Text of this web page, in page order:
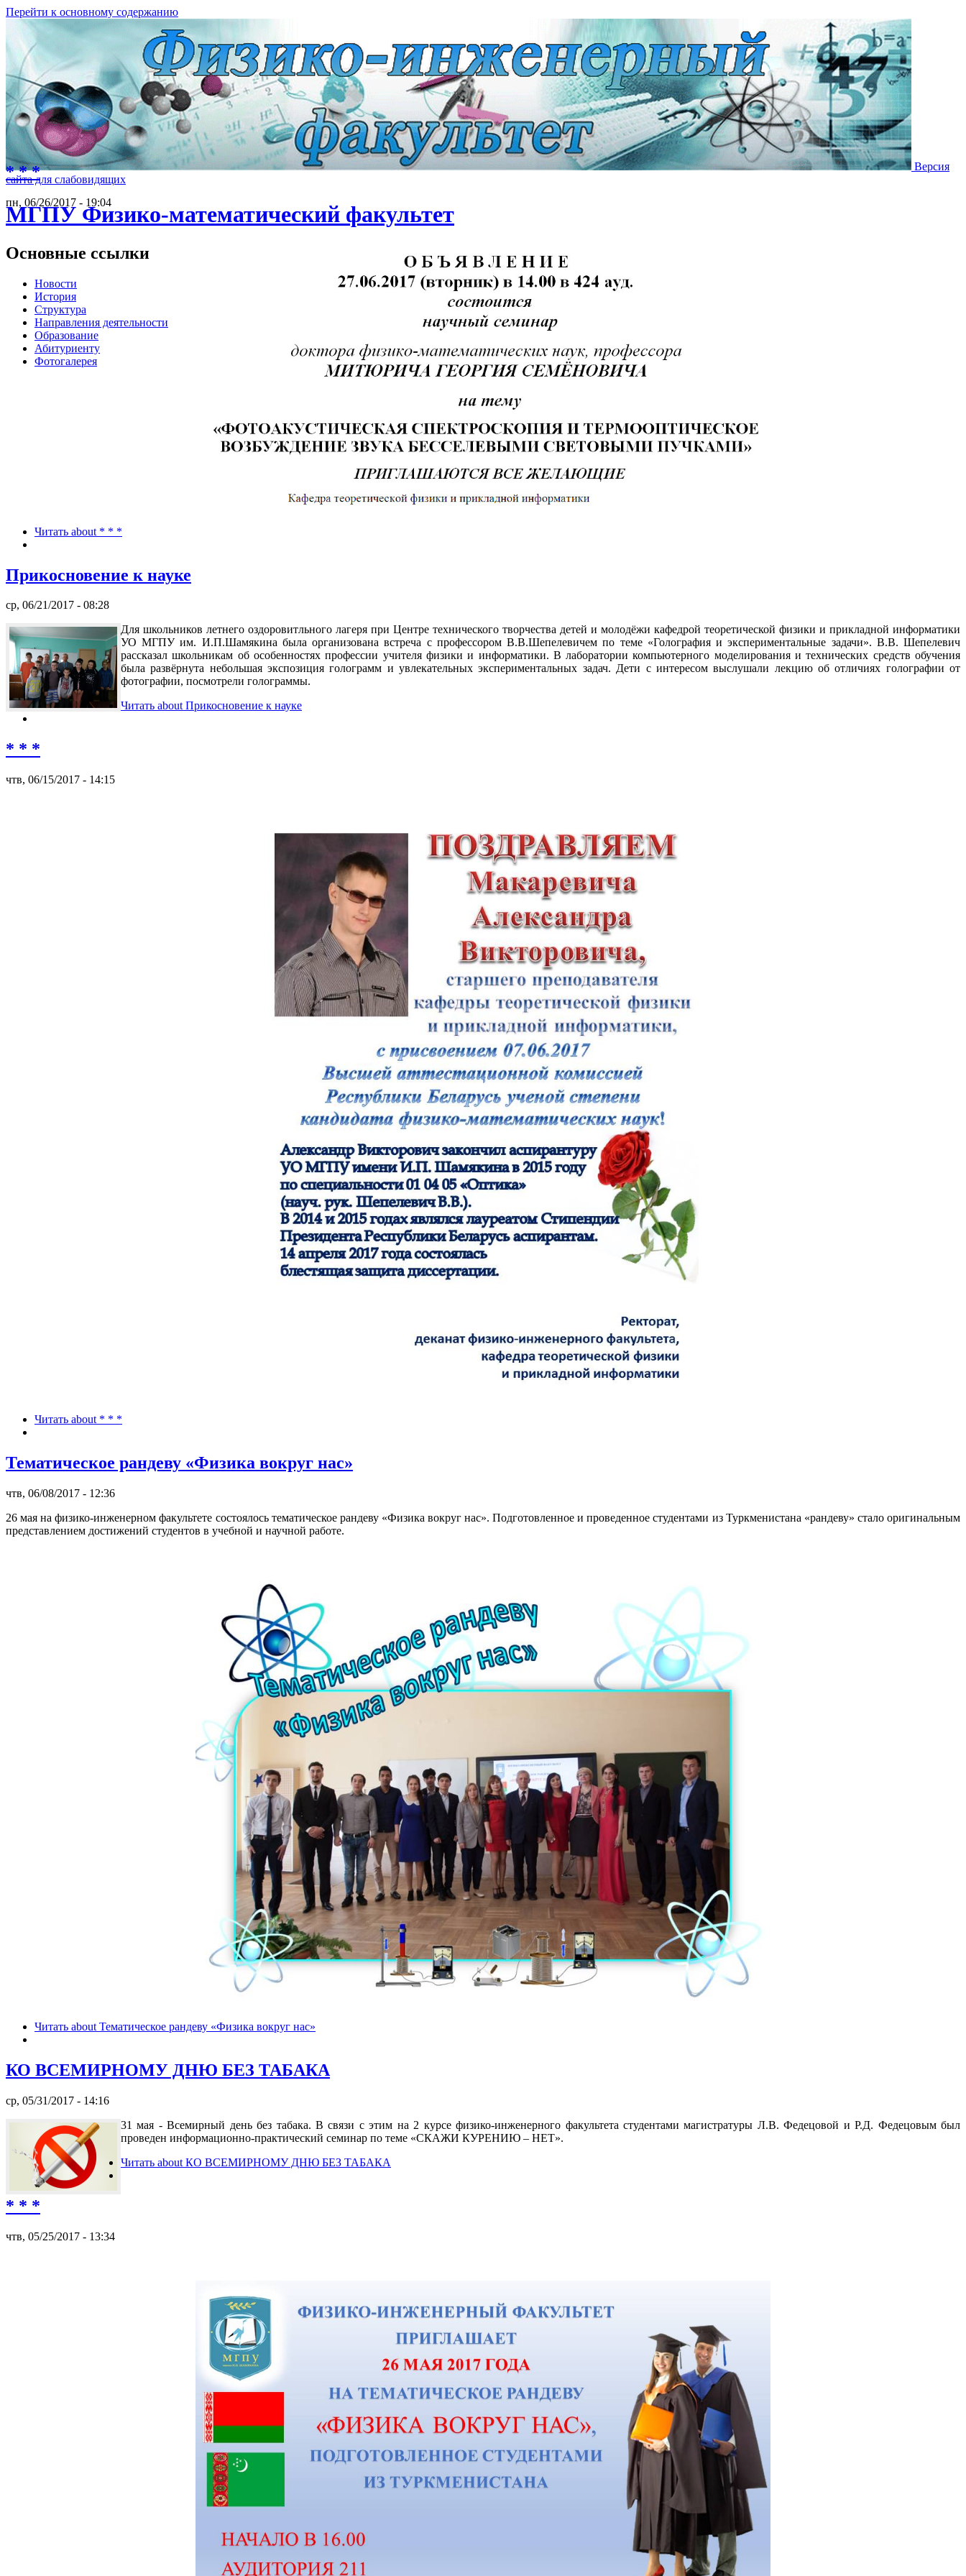
Перейти к основному содержанию
Версия
сайта для слабовидящих
МГПУ Физико-математический факультет
Основные ссылки
Новости
История
Структура
Направления деятельности
Образование
Абитуриенту
Фотогалерея
* * *
пн, 06/26/2017 - 19:04
Читать about * * *
Прикосновение к науке
ср, 06/21/2017 - 08:28
Для школьников летнего оздоровитльного лагеря при Центре технического творчества детей и молодёжи кафедрой теоретической физики и прикладной информатики
УО МГПУ им. И.П.Шамякина была организована встреча с профессором В.В.Шепелевичем по теме «Голография и экспериментальные задачи». В.В. Шепелевич
рассказал школьникам об особенностях профессии учителя физики и информатики. В лаборатории компьютерного моделирования и технических средств обучения
была развёрнута небольшая экспозиция голограмм и увлекательных экспериментальных задач. Дети с интересом выслушали лекцию об отличиях голографии от
фотографии, посмотрели голограммы.
Читать about Прикосновение к науке
* * *
чтв, 06/15/2017 - 14:15
Читать about * * *
Тематическое рандеву «Физика вокруг нас»
чтв, 06/08/2017 - 12:36
26 мая на физико-инженерном факультете состоялось тематическое рандеву «Физика вокруг нас». Подготовленное и проведенное студентами из Туркменистана «рандеву» стало оригинальным
представлением достижений студентов в учебной и научной работе.
Читать about Тематическое рандеву «Физика вокруг нас»
КО ВСЕМИРНОМУ ДНЮ БЕЗ ТАБАКА
ср, 05/31/2017 - 14:16
31 мая - Всемирный день без табака. В связи с этим на 2 курсе физико-инженерного факультета студентами магистратуры Л.В. Федецовой и Р.Д. Федецовым был
проведен информационно-практический семинар по теме «СКАЖИ КУРЕНИЮ – НЕТ».
Читать about КО ВСЕМИРНОМУ ДНЮ БЕЗ ТАБАКА
* * *
чтв, 05/25/2017 - 13:34